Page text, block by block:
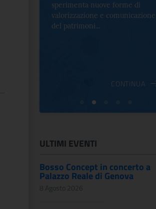
sperimenta nuove forme di
valorizzazione e comunicazione
del patrimoni...
CONTINUA
ULTIMI EVENTI
Bosso Concept in concerto a
Palazzo Reale di Genova
8 Agosto 2026